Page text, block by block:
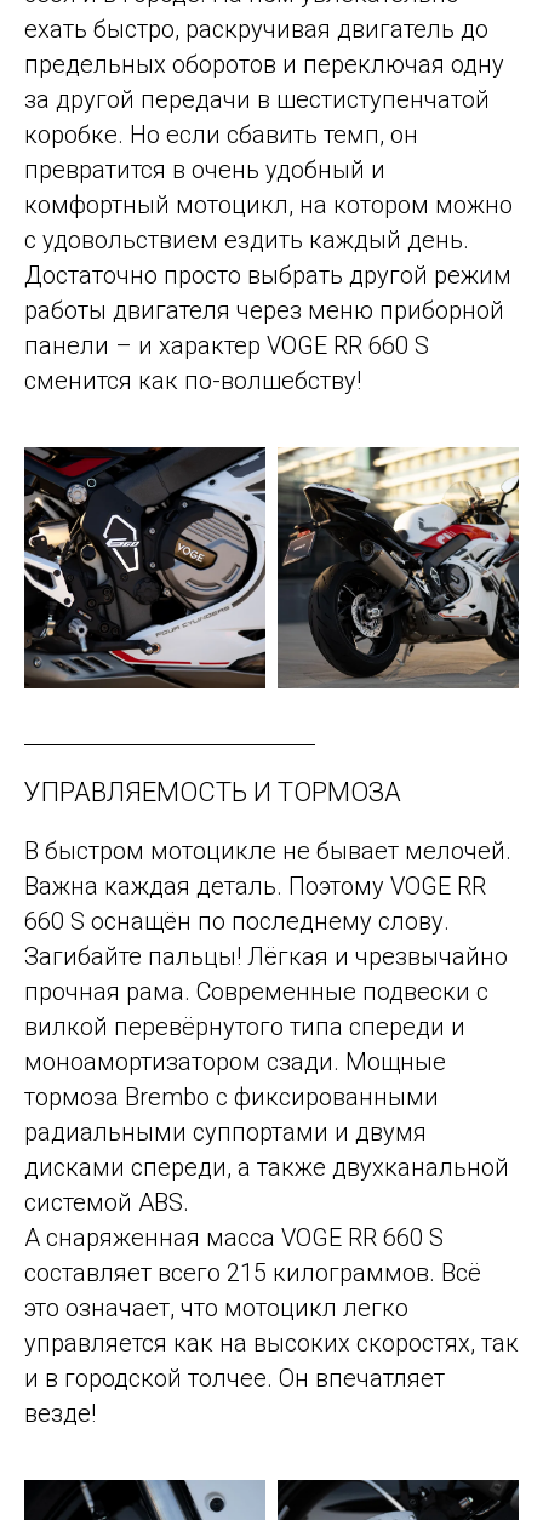
ехать быстро, раскручивая двигатель до
предельных оборотов и переключая одну
за другой передачи в шестиступенчатой
коробке. Но если сбавить темп, он
превратится в очень удобный и
комфортный мотоцикл, на котором можно
с удовольствием ездить каждый день.
Достаточно просто выбрать другой режим
работы двигателя через меню приборной
панели – и характер VOGE RR 660 S
сменится как по-волшебству!
УПРАВЛЯЕМОСТЬ И ТОРМОЗА
В быстром мотоцикле не бывает мелочей.
Важна каждая деталь. Поэтому VOGE RR
660 S оснащён по последнему слову.
Загибайте пальцы! Лёгкая и чрезвычайно
прочная рама. Современные подвески с
вилкой перевёрнутого типа спереди и
моноамортизатором сзади. Мощные
тормоза Brembo с фиксированными
радиальными суппортами и двумя
дисками спереди, а также двухканальной
системой ABS.
А снаряженная масса VOGE RR 660 S
составляет всего 215 килограммов. Всё
это означает, что мотоцикл легко
управляется как на высоких скоростях, так
и в городской толчее. Он впечатляет
везде!